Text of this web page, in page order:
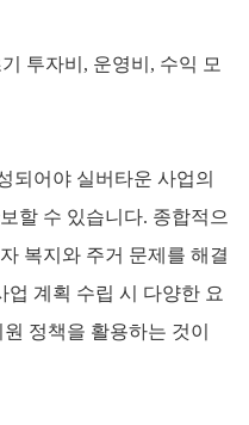
투자비, 운영비, 수익 모
되어야 실버타운 사업의
할 수 있습니다. 종합적으
복지와 주거 문제를 해결
계획 수립 시 다양한 요
정책을 활용하는 것이